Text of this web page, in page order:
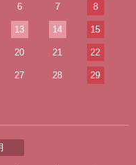
6 7 8
13 14 15
20 21 22
27 28 29